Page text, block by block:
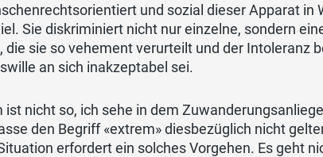
und sozial dieser Apparat in
Sie diskriminiert nicht nur einzelne, sondern
die sie so vehement verurteilt und der Intoleranz
an sich inakzeptabel sei.
ist nicht so, ich sehe in dem
den Begriff «extrem» diesbezüglich nicht
erfordert ein solches Vorgehen. Es geht